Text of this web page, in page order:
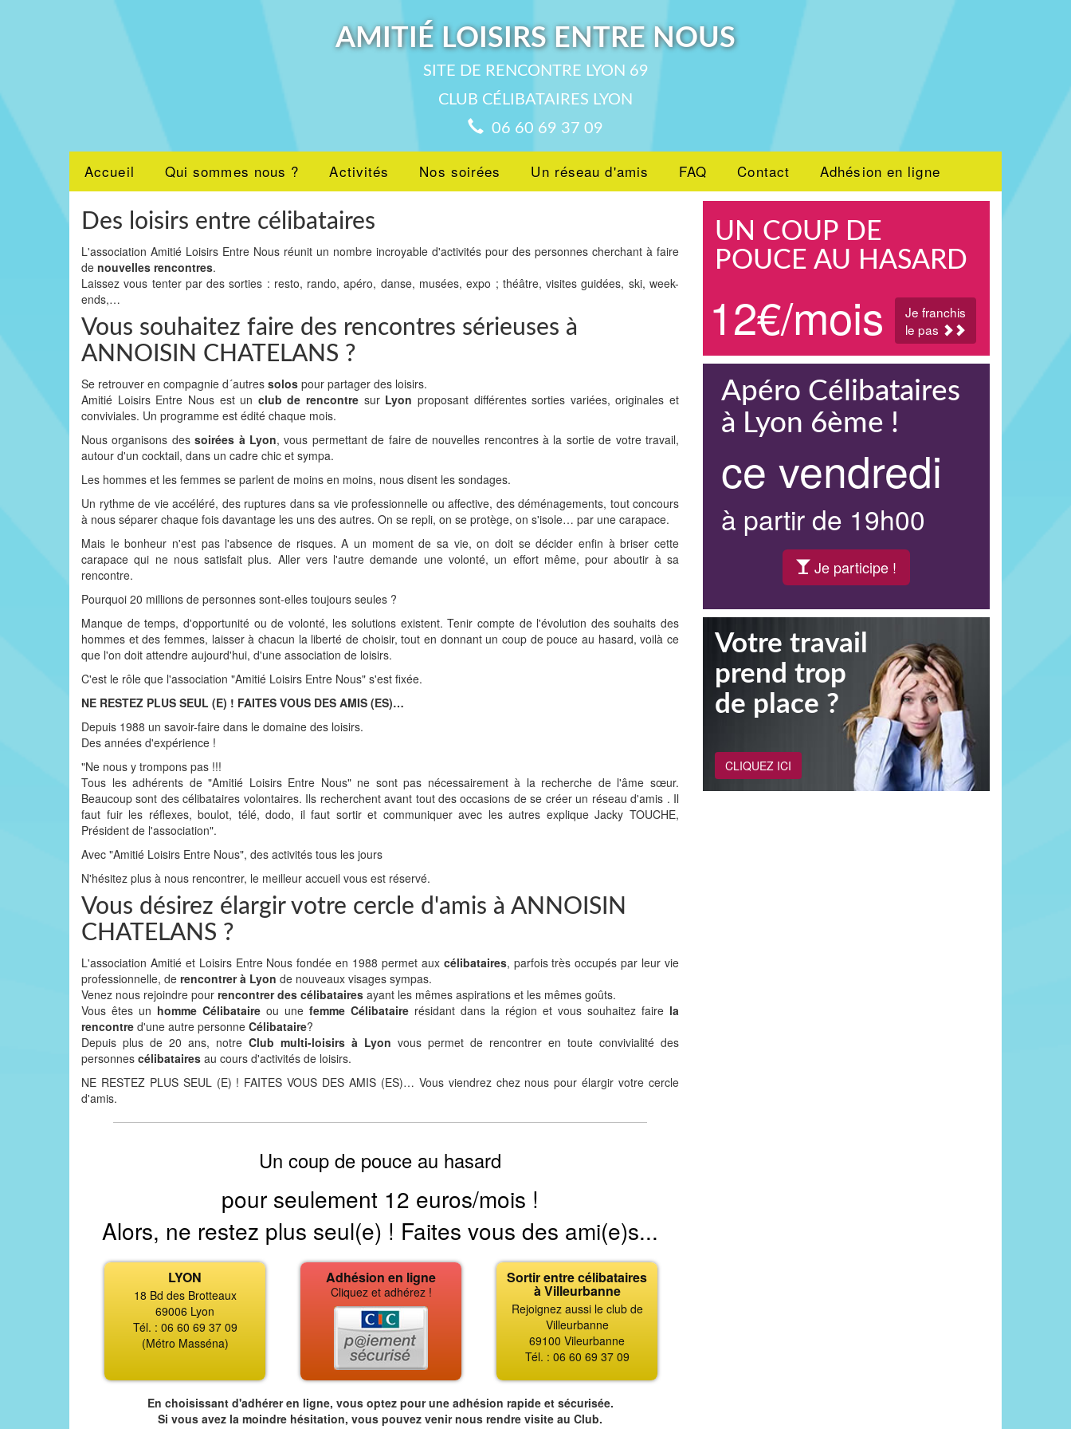
AMITIÉ LOISIRS ENTRE NOUS
SITE DE RENCONTRE LYON 69
CLUB CÉLIBATAIRES LYON
06 60 69 37 09
Accueil Qui sommes nous ? Activités Nos soirées Un réseau d'amis FAQ Contact Adhésion en ligne
Des loisirs entre célibataires
L'association Amitié Loisirs Entre Nous réunit un nombre incroyable d'activités pour des personnes cherchant à faire
de nouvelles rencontres.
Laissez vous tenter par des sorties : resto, rando, apéro, danse, musées, expo ; théâtre, visites guidées, ski, week-
ends,…
Vous souhaitez faire des rencontres sérieuses à
ANNOISIN CHATELANS ?
Se retrouver en compagnie d´autres solos pour partager des loisirs.
Amitié Loisirs Entre Nous est un club de rencontre sur Lyon proposant différentes sorties variées, originales et
conviviales. Un programme est édité chaque mois.
Nous organisons dessoirées à Lyon, vous permettant de faire de nouvelles rencontres à la sortie de votre travail,
autour d'un cocktail, dans un cadre chic et sympa.
Les hommes et les femmes se parlent de moins en moins, nous disent les sondages.
Un rythme de vie accéléré, des ruptures dans sa vie professionnelle ou affective, des déménagements, tout concours
à nous séparer chaque fois davantage les uns des autres. On se repli, on se protège, on s'isole… par une carapace.
Mais le bonheur n'est pas l'absence de risques. A un moment de sa vie, on doit se décider enfin à briser cette
carapace qui ne nous satisfait plus. Aller vers l'autre demande une volonté, un effort même, pour aboutir à sa
rencontre.
Pourquoi 20 millions de personnes sont-elles toujours seules ?
Manque de temps, d'opportunité ou de volonté, les solutions existent. Tenir compte de l'évolution des souhaits des
hommes et des femmes, laisser à chacun la liberté de choisir, tout en donnant un coup de pouce au hasard, voilà ce
que l'on doit attendre aujourd'hui, d'une association de loisirs.
C'est le rôle que l'association "Amitié Loisirs Entre Nous" s'est fixée.
NE RESTEZ PLUS SEUL (E) ! FAITES VOUS DES AMIS (ES)…
Depuis 1988 un savoir-faire dans le domaine des loisirs.
Des années d'expérience !
"Ne nous y trompons pas !!!
Tous les adhérents de "Amitié Loisirs Entre Nous" ne sont pas nécessairement à la recherche de l'âme sœur.
Beaucoup sont des célibataires volontaires. Ils recherchent avant tout des occasions de se créer un réseau d'amis . Il
faut fuir les réflexes, boulot, télé, dodo, il faut sortir et communiquer avec les autres explique Jacky TOUCHE,
Président de l'association".
Avec "Amitié Loisirs Entre Nous", des activités tous les jours
N'hésitez plus à nous rencontrer, le meilleur accueil vous est réservé.
Vous désirez élargir votre cercle d'amis à ANNOISIN
CHATELANS ?
L'association Amitié et Loisirs Entre Nous fondée en 1988 permet aux célibataires, parfois très occupés par leur vie
professionnelle, de rencontrer à Lyon de nouveaux visages sympas.
Venez nous rejoindre pour rencontrer des célibataires ayant les mêmes aspirations et les mêmes goûts.
Vous êtes un homme Célibataire ou une femme Célibataire résidant dans la région et vous souhaitez faire la
rencontre d'une autre personne Célibataire?
Depuis plus de 20 ans, notre Club multi-loisirs à Lyon vous permet de rencontrer en toute convivialité des
personnes célibataires au cours d'activités de loisirs.
NE RESTEZ PLUS SEUL (E) ! FAITES VOUS DES AMIS (ES)… Vous viendrez chez nous pour élargir votre cercle
d'amis.
Un coup de pouce au hasard
pour seulement 12 euros/mois !
Alors, ne restez plus seul(e) ! Faites vous des ami(e)s...
LYON
18 Bd des Brotteaux
69006 Lyon
Tél. : 06 60 69 37 09
(Métro Masséna)
Adhésion en ligne
Cliquez et adhérez !
Sortir entre célibataires
à Villeurbanne
Rejoignez aussi le club de
Villeurbanne
69100 Vileurbanne
Tél. : 06 60 69 37 09
En choisissant d'adhérer en ligne, vous optez pour une adhésion rapide et sécurisée.
Si vous avez la moindre hésitation, vous pouvez venir nous rendre visite au Club.
UN COUP DE
POUCE AU HASARD
12€/mois
Je franchis
le pas
Apéro Célibataires
à Lyon 6ème !
ce vendredi
à partir de 19h00
Je participe !
Votre travail
prend trop
de place ?
CLIQUEZ ICI